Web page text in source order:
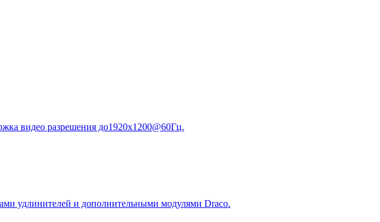
видео разрешения до1920x1200@60Гц.
удлинителей и дополнительными модулями Draco.